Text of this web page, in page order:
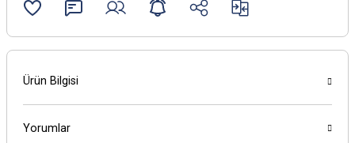
Ürün Bilgisi
Yorumlar